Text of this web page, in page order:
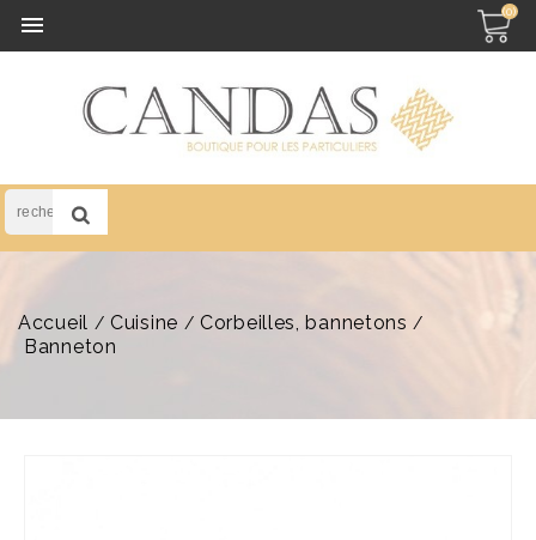
 (0)
Accueil Cuisine
Corbeilles, bannetons
Banneton